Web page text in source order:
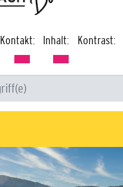
Kontakt: Inhalt: Kontrast: